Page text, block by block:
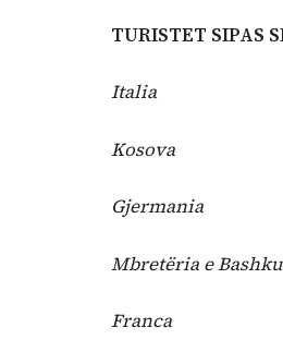
TURISTET SIPAS
Italia
Kosova
Mbretëria e
Franca